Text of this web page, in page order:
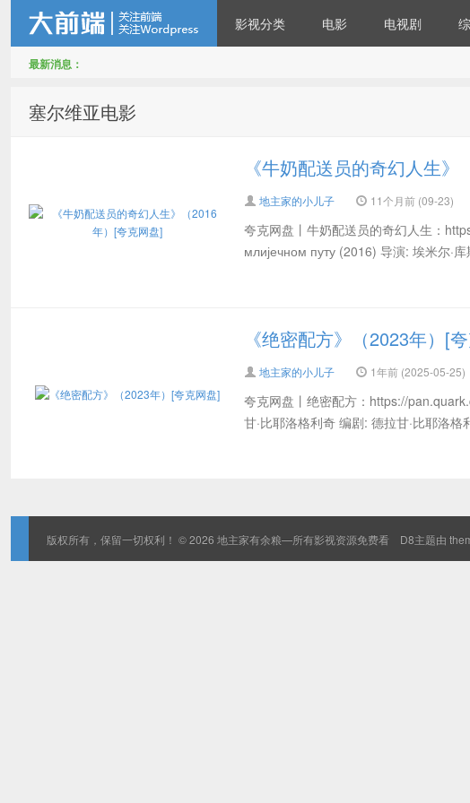
影视分类 电影 电视剧
最新消息：
塞尔维亚电影
《牛奶配送员的奇幻人生
地主家的小儿子 11个月前 (09-23)
夸克网盘丨牛奶配送员的奇幻人生：
млијечном путу (2016) 导演: 埃米尔·
《绝密配方》（2023年）[
地主家的小儿子 1年前 (2025-05-25)
夸克网盘丨绝密配方：https://
甘·比耶洛格利奇 编剧: 德拉甘·比耶洛格
版权所有，保留一切权利！ © 2026 地主家有余粮—所有影视资源免费看 D8主题由